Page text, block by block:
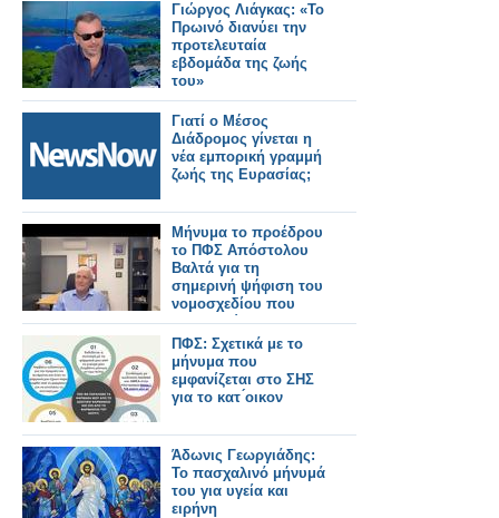
Γιώργος Λιάγκας: «Το
Πρωινό διανύει την
προτελευταία
εβδομάδα της ζωής
του»
Γιατί ο Μέσος
Διάδρομος γίνεται η
νέα εμπορική γραμμή
ζωής της Ευρασίας;
Μήνυμα το προέδρου
το ΠΦΣ Απόστολου
Βαλτά για τη
σημερινή ψήφιση του
νομοσχεδίου που
κατοχυρώνει τα
φαρμακεία μας
ΠΦΣ: Σχετικά με το
μήνυμα που
εμφανίζεται στο ΣΗΣ
για το κατ ́οικον
Άδωνις Γεωργιάδης:
Το πασχαλινό μήνυμά
του για υγεία και
ειρήνη